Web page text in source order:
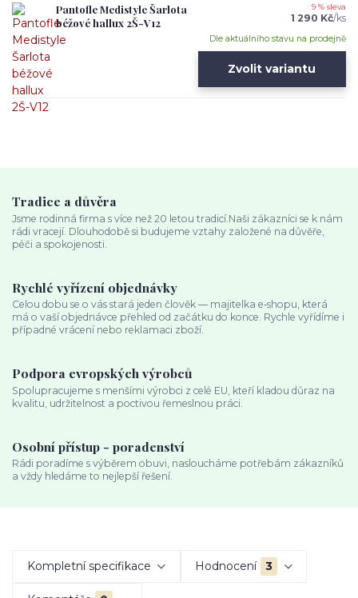
Pantofle Medistyle Šarlota
béžové hallux 2Š-V12
9 % sleva
1 290 Kč/ks
Dle aktuálního stavu na prodejně
Zvolit variantu
Tradice a důvěra
Jsme rodinná firma s více než 20 letou tradicí.Naši zákazníci se k nám
rádi vracejí. Dlouhodobě si budujeme vztahy založené na důvěře,
péči a spokojenosti.
Rychlé vyřízení objednávky
Celou dobu se o vás stará jeden člověk — majitelka e‑shopu, která
má o vaší objednávce přehled od začátku do konce. Rychle vyřídíme i
případné vrácení nebo reklamaci zboží.
Podpora evropských výrobců
Spolupracujeme s menšími výrobci z celé EU, kteří kladou důraz na
kvalitu, udržitelnost a poctivou řemeslnou práci.
Osobní přístup - poradenství
Rádi poradíme s výběrem obuvi, nasloucháme potřebám zákazníků
a vždy hledáme to nejlepší řešení.
Kompletní specifikace Hodnocení 3